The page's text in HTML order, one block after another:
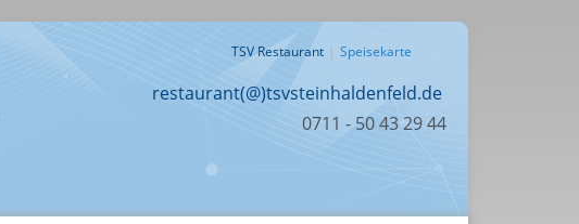
TSV Restaurant Speisekarte
restaurant(@)tsvsteinhaldenfeld.de
0711 - 50 43 29 44